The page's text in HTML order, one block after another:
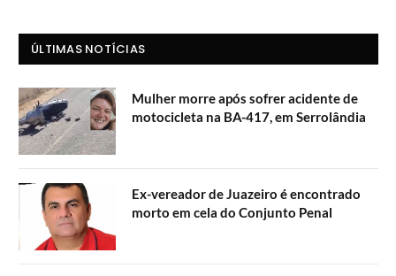
ÚLTIMAS NOTÍCIAS
Mulher morre após sofrer acidente de
motocicleta na BA-417, em Serrolândia
Ex-vereador de Juazeiro é encontrado
morto em cela do Conjunto Penal